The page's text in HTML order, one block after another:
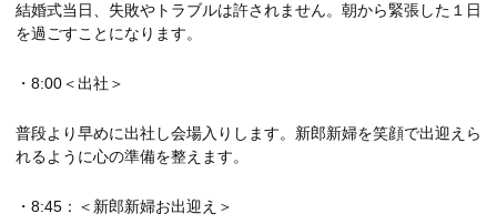
結婚式当日、失敗やトラブルは許されません。朝から緊張した１日
を過ごすことになります。
・8:00＜出社＞
普段より早めに出社し会場入りします。新郎新婦を笑顔で出迎えら
れるように心の準備を整えます。
・8:45：＜新郎新婦お出迎え＞